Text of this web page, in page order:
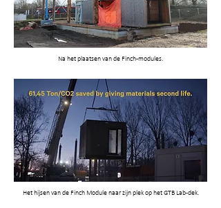
Na het plaatsen van de Finch-modules.
Het hijsen van de Finch Module naar zijn plek op het GTB Lab-dek.